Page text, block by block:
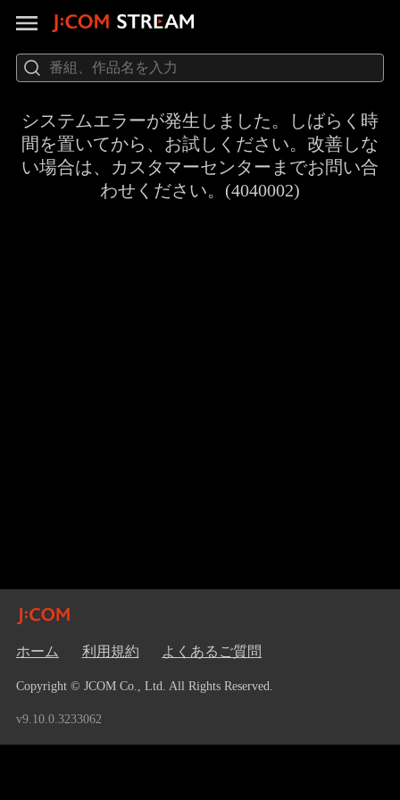
システムエラーが発生しました。しばらく時
間を置いてから、お試しください。改善しな
い場合は、カスタマーセンターまでお問い合
わせください。(4040002)
ホーム 利用規約 よくあるご質問
Copyright © JCOM Co., Ltd. All Rights Reserved.
v9.10.0.3233062